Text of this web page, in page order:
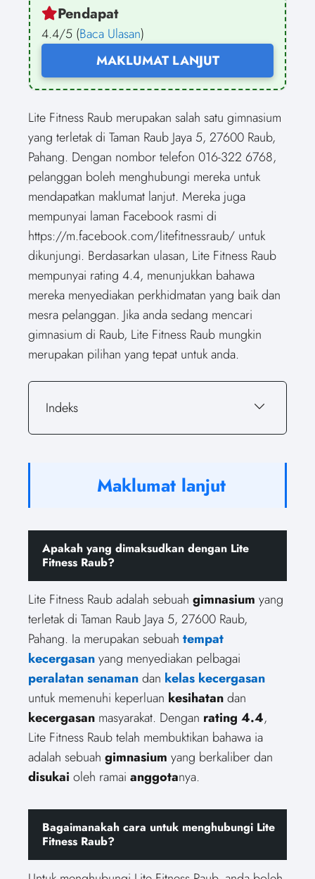
Pendapat
4.4/5 (Baca Ulasan)
MAKLUMAT LANJUT
Lite Fitness Raub merupakan salah satu gimnasium
yang terletak di Taman Raub Jaya 5, 27600 Raub,
Pahang. Dengan nombor telefon 016-322 6768,
pelanggan boleh menghubungi mereka untuk
mendapatkan maklumat lanjut. Mereka juga
mempunyai laman Facebook rasmi di
https://m.facebook.com/litefitnessraub/ untuk
dikunjungi. Berdasarkan ulasan, Lite Fitness Raub
mempunyai rating 4.4, menunjukkan bahawa
mereka menyediakan perkhidmatan yang baik dan
mesra pelanggan. Jika anda sedang mencari
gimnasium di Raub, Lite Fitness Raub mungkin
merupakan pilihan yang tepat untuk anda.
Indeks
Maklumat lanjut
Apakah yang dimaksudkan dengan Lite
Fitness Raub?
Lite Fitness Raub adalah sebuah gimnasium yang
terletak di Taman Raub Jaya 5, 27600 Raub,
Pahang. Ia merupakan sebuah tempat
kecergasanyang menyediakan pelbagai
peralatan senamandan kelas kecergasan
untuk memenuhi keperluan kesihatandan
kecergasan masyarakat. Dengan rating 4.4,
Lite Fitness Raub telah membuktikan bahawa ia
adalah sebuah gimnasium yang berkaliber dan
disukai oleh ramai anggotanya.
Bagaimanakah cara untuk menghubungi Lite
Fitness Raub?